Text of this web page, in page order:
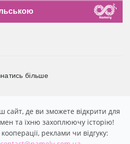
більше
де ви зможете відкрити для
та їхню захоплюючу історію!
реклами чи відгуку: